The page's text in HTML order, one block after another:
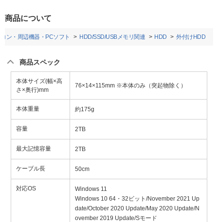
商品について
ン・周辺機器・PCソフト HDD/SSD/USBメモリ関連 HDD 外付けHDD
商品スペック
本体サイズ(幅×高
さ×奥行)mm
76×14×115mm ※本体のみ（突起物除く）
本体重量 約175g
容量 2TB
最大記憶容量 2TB
ケーブル長 50cm
対応OS
Windows 11
Windows 10 64・32ビット/November 2021 Up
date/October 2020 Update/May 2020 Update/N
ovember 2019 Update/Sモード